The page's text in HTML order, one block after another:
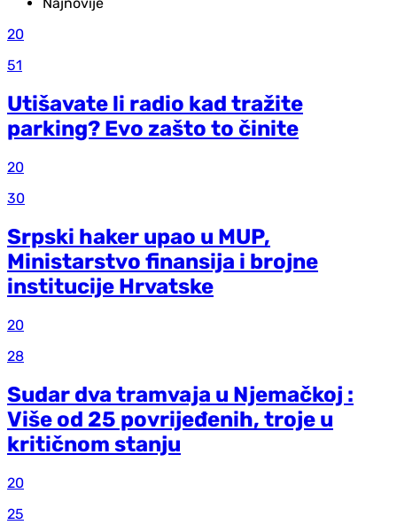
Najnovije
20
51
Utišavate li radio kad tražite
parking? Evo zašto to činite
20
30
Srpski haker upao u MUP,
Ministarstvo finansija i brojne
institucije Hrvatske
20
28
Sudar dva tramvaja u Njemačkoj :
Više od 25 povrijeđenih, troje u
kritičnom stanju
20
25